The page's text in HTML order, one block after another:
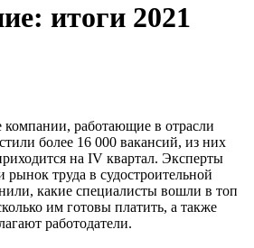
итоги 2021
компании, работающие в отрасли
более 16 000 вакансий, из них
на IV квартал. Эксперты
рынок труда в судостроительной
какие специалисты вошли в топ
им готовы платить, а также
работодатели.